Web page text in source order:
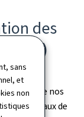
sans
et
non
des
compte de nos
de